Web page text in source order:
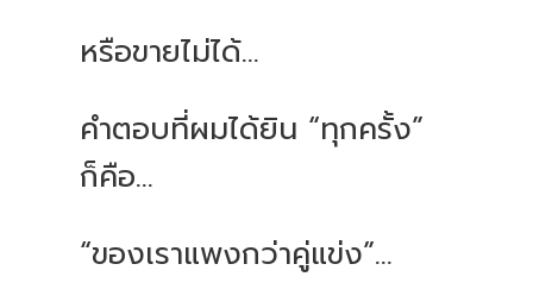
หรือขายไม่ได้...
คำตอบที่ผมได้ยิน “ทุกครั้ง”
ก็คือ...
“ของเราแพงกว่าคู่แข่ง”...